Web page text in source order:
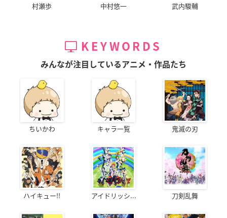
村瀬歩 中村悠一 武内駿輔
KEYWORDS
みんなが注目しているアニメ・作品たち
ちいかわ キャラ一覧 鬼滅の刃
ハイキュー!! アイドリッシ... 刀剣乱舞